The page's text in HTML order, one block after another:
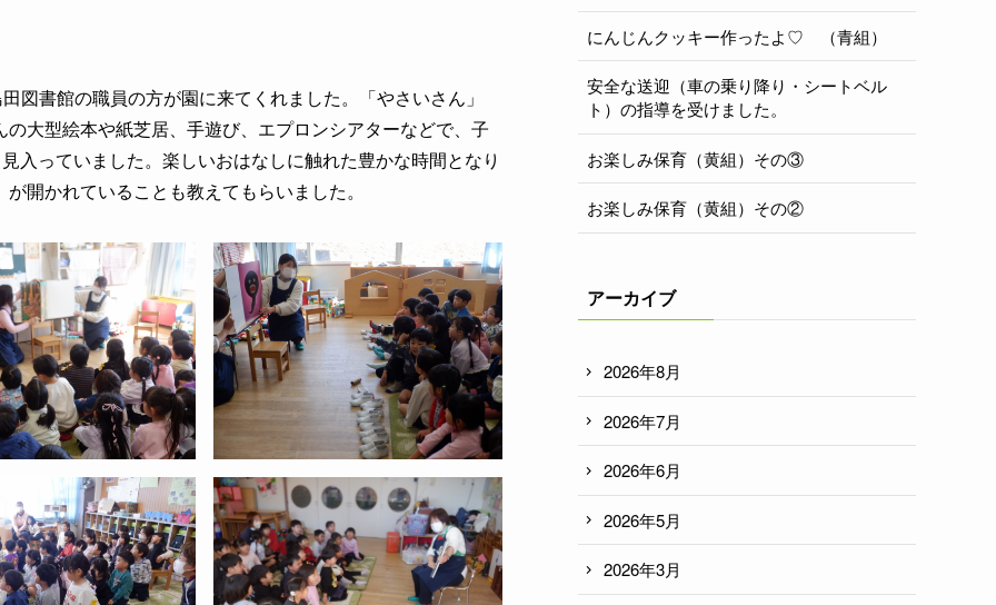
図書館の職員の方が園に来てくれました。「やさいさん」
大型絵本や紙芝居、手遊び、エプロンシアターなどで、子
入っていました。楽しいおはなしに触れた豊かな時間となり
開かれていることも教えてもらいました。
にんじんクッキー作ったよ♡ （青組）
安全な送迎（車の乗り降り・シートベル
ト）の指導を受けました。
お楽しみ保育（黄組）その③
お楽しみ保育（黄組）その②
アーカイブ
2026年8月
2026年7月
2026年6月
2026年5月
2026年3月